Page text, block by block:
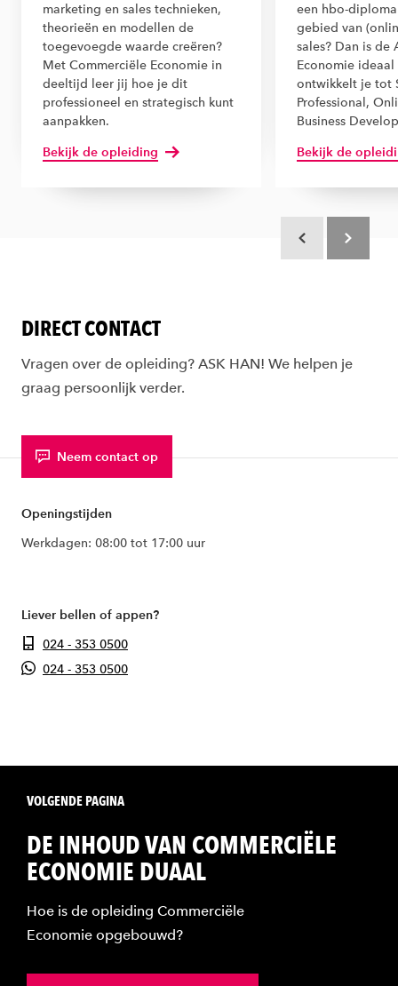
marketing en sales technieken,
theorieën en modellen de
toegevoegde waarde creëren?
Met Commerciële Economie in
deeltijd leer jij hoe je dit
professioneel en strategisch kunt
aanpakken.
Bekijk de opleiding
een hbo-
gebied van
sales? Dan is de
Economie
ontwikkelt je tot
Professional,
Business
Bekijk de
DIRECT CONTACT
Vragen over de opleiding? ASK HAN! We helpen je
graag persoonlijk verder.
Neem contact op
Openingstijden
Werkdagen: 08:00 tot 17:00 uur
Liever bellen of appen?
024 - 353 0500
024 - 353 0500
VOLGENDE PAGINA
DE INHOUD VAN COMMERCIËLE
ECONOMIE DUAAL
Hoe is de opleiding Commerciële
Economie opgebouwd?